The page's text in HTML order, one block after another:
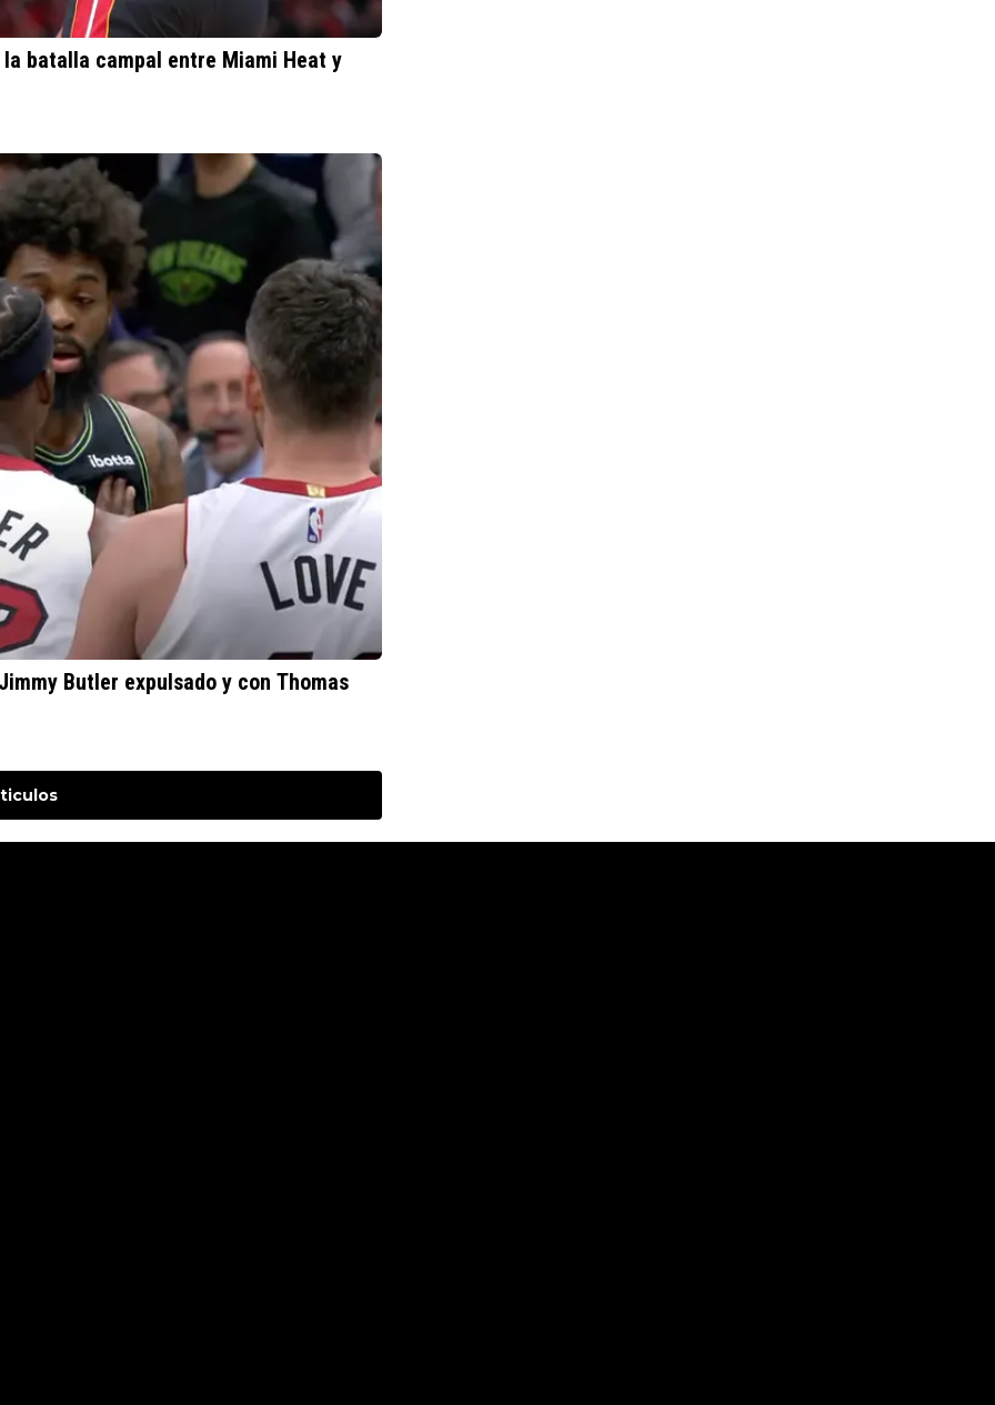
batalla campal entre Miami Heat y
Butler expulsado y con Thomas